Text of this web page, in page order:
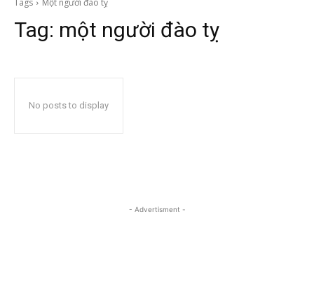
Tags Một người đào tỵ
Tag: một người đào tỵ
No posts to display
- Advertisment -